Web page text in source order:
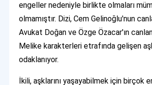
engeller nedeniyle birlikte olmaları
olmamıştır. Dizi, Cem Gelinoğlu'nun
Avukat Doğan ve Özge Özacar'ın
Melike karakterleri etrafında gelişen
odaklanıyor.
İkili, aşklarını yaşayabilmek için birçok